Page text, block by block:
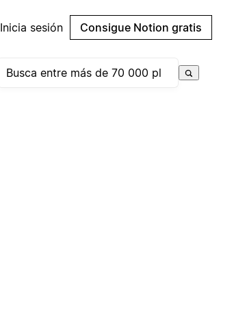
Inicia sesión Consigue Notion gratis